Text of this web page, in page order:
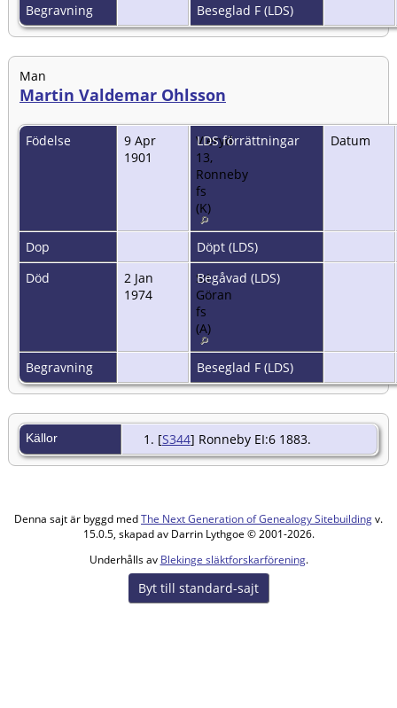
Begravning Beseglad F (LDS)
Man
Martin Valdemar Ohlsson
Födelse
9 Apr
1901
Vieryd
13,
Ronneby
fs
(K)
LDS förrättningar Datum
Dop
Döpt (LDS)
Död
2 Jan
1974
S:t
Göran
fs
(A)
Begåvad (LDS)
Begravning Beseglad F (LDS)
Källor [S344] Ronneby EI:6 1883.
Denna sajt är byggd medThe Next Generation of Genealogy Sitebuildingv.
15.0.5, skapad av Darrin Lythgoe © 2001-2026.
Underhålls av Blekinge släktforskarförening.
Byt till standard-sajt